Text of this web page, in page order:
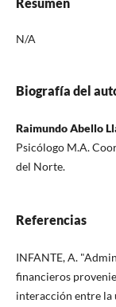
N/A
Biografía del
Raimundo Abello
Psicólogo M.A.
del Norte.
Referencias
INFANTE, A.
financieros
interacción entre la